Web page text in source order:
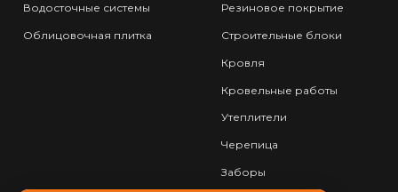
Водосточные системы
Облицовочная плитка
Резиновое покрытие
Строительные блоки
Кровля
Кровельные работы
Утеплители
Черепица
Заборы